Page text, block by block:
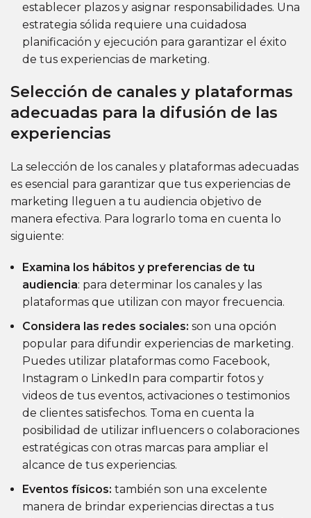
establecer plazos y asignar responsabilidades. Una
estrategia sólida requiere una cuidadosa
planificación y ejecución para garantizar el éxito
de tus experiencias de marketing.
Selección de canales y plataformas
adecuadas para la difusión de las
experiencias
La selección de los canales y plataformas adecuadas
es esencial para garantizar que tus experiencias de
marketing lleguen a tu audiencia objetivo de
manera efectiva. Para lograrlo toma en cuenta lo
siguiente:
Examina los hábitos y preferencias de tu
audiencia: para determinar los canales y las
plataformas que utilizan con mayor frecuencia.
Considera las redes sociales: son una opción
popular para difundir experiencias de marketing.
Puedes utilizar plataformas como Facebook,
Instagram o LinkedIn para compartir fotos y
videos de tus eventos, activaciones o testimonios
de clientes satisfechos. Toma en cuenta la
posibilidad de utilizar influencers o colaboraciones
estratégicas con otras marcas para ampliar el
alcance de tus experiencias.
Eventos físicos: también son una excelente
manera de brindar experiencias directas a tus